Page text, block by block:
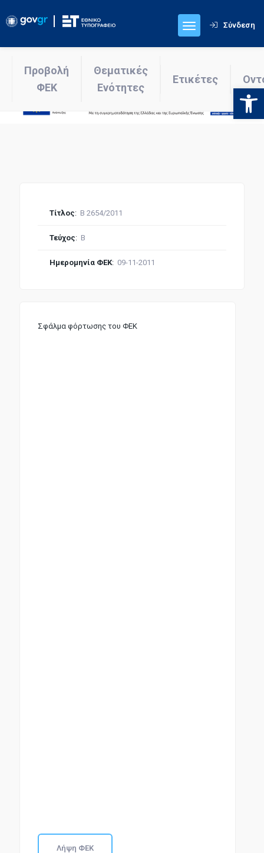
Σύνδεση
Προβολή
ΦΕΚ
Θεματικές
Ενότητες
Ετικέτες
Σφάλμα φόρτωσης του ΦΕΚ
Λήψη ΦΕΚ
Τίτλος: Β 2654/2011
Τεύχος: Β
Ημερομηνία ΦΕΚ: 09-11-2011